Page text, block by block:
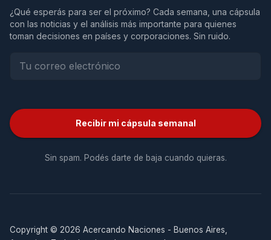
¿Qué esperás para ser el próximo? Cada semana, una cápsula
con las noticias y el análisis más importante para quienes
toman decisiones en países y corporaciones. Sin ruido.
Recibir mi cápsula semanal
Sin spam. Podés darte de baja cuando quieras.
Copyright © 2026 Acercando Naciones - Buenos Aires,